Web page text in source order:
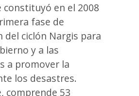
constituyó en el 2008
fase de
del ciclón Nargis para
y a las
a promover la
los desastres.
comprende 53